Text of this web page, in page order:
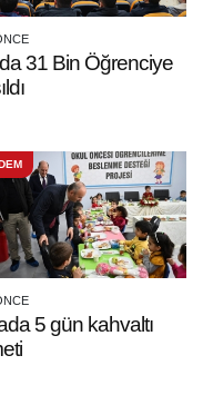
31 Bin Öğrenciye
5 gün kahvaltı